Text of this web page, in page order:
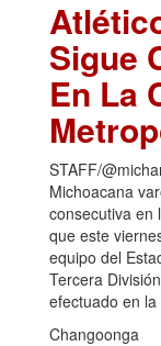
Sigue
En La
STAFF/
Michoacana
consecutiva en
que este
equipo del
Tercera
efectuado en
Changoonga